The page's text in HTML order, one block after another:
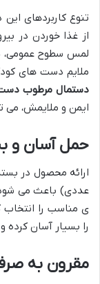
تنوع کاربردهای
از غذا خوردن در
لمس سطوح عمومی،
ملایم دست های
دستمال مرطوب دست
ایمن و ملایمش، می
حمل آسان و
ارائه محصول در
عددی) باعث می شود
ی مناسب را
را بسیار آسان کرده
مقرون به